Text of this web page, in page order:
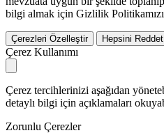
bilgi almak için Gizlilik
Çerezleri Özelleştir Hepsini Reddet
Çerez Kullanımı
Çerez tercihlerinizi aşağıdan
detaylı bilgi için açıklamaları
Zorunlu Çerezler